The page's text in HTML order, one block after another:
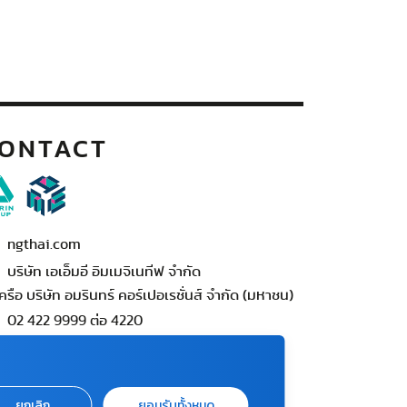
ngthai.com
บริษัท เอเอ็มอี อิมเมจิเนทีฟ จำกัด
ครือ บริษัท อมรินทร์ คอร์เปอเรชั่นส์ จำกัด (มหาชน)
02 422 9999 ต่อ 4220
ร์ - ศุกร์ เวลา 09.00 - 18.00 น)